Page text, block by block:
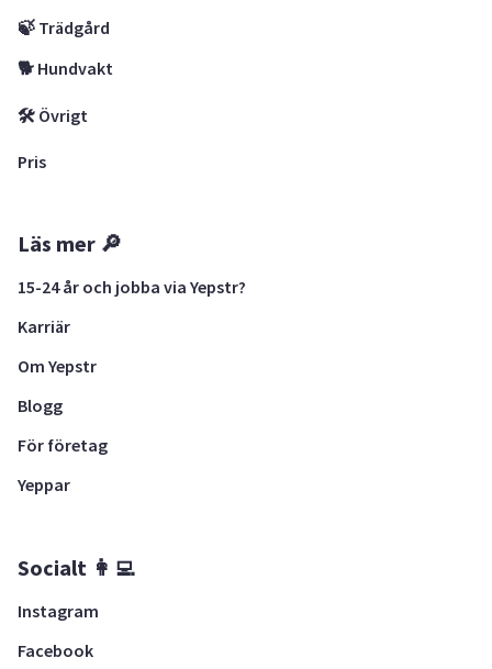
🍃 Trädgård
🐕 Hundvakt
🛠 Övrigt
Pris
Läs mer 🔎
15-24 år och jobba via Yepstr?
Karriär
Om Yepstr
Blogg
För företag
Yeppar
Socialt 👩‍💻
Instagram
Facebook